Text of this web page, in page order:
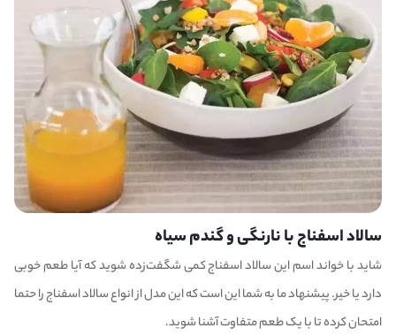
سالاد اسفناج با نارنگی و گندم سیاه
شاید با خواند اسم این سالاد اسفناج کمی شگفت‌زده شوید که آیا طعم خوبی
دارد یا خیر. پیشنهاد ما به شما این است که این مدل از انواع سالاد اسفناج را حتما
امتحان کرده تا با یک طعم متفاوت آشنا شوید.